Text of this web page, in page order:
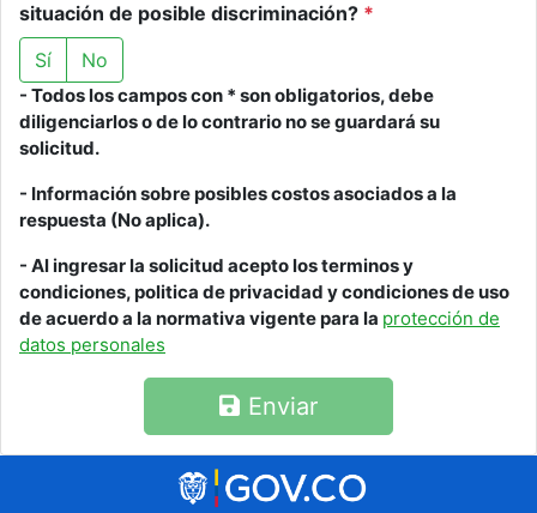
situación de posible discriminación? *
Sí
No
- Todos los campos con * son obligatorios, debe
diligenciarlos o de lo contrario no se guardará su
solicitud.
- Información sobre posibles costos asociados a la
respuesta (No aplica).
- Al ingresar la solicitud acepto los terminos y
condiciones, politica de privacidad y condiciones de uso
de acuerdo a la normativa vigente para la protección de
datos personales
Enviar